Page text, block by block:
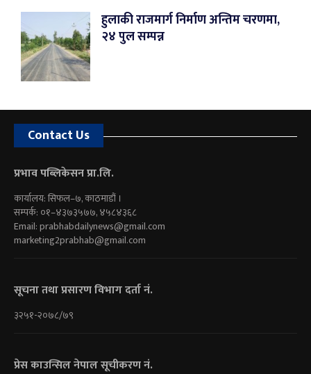
हुलाकी राजमार्ग निर्माण अन्तिम चरणमा,
२४ पुल सम्पन्न
Contact Us
प्रभाव पब्लिकेसन प्रा.लि.
कार्यालय: सिफल–७, काठमाडौं ।
सम्पर्क: ०१–४३७३५७७, ४५८४३६८
Email:prabhabdailynews@gmail.com
marketing2prabhab@gmail.com
सूचना तथा प्रसारण विभाग दर्ता नं.
३२५१-२०७८/७९
प्रेस काउन्सिल नेपाल सूचीकरण नं.